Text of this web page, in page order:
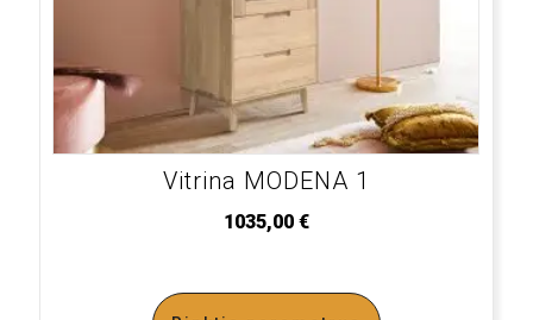
Vitrina MODENA 1
1035,00 €